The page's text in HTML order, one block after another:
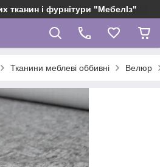
тканин і фурнітури "МебелІз"
Тканини меблеві оббивні Велюр